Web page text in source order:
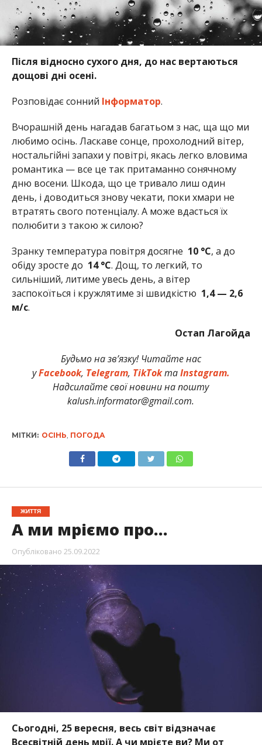
Після відносно сухого дня, до нас вертаються
дощові дні осені.
Розповідає сонний Інформатор.
Вчорашній день нагадав багатьом з нас, ща що ми
любимо осінь. Ласкаве сонце, прохолодний вітер,
ностальгійні запахи у повітрі, якась легко вловима
романтика — все це так притаманно сонячному
дню восени. Шкода, що це тривало лиш один
день, і доводиться знову чекати, поки хмари не
втратять свого потенціалу. А може вдасться їх
полюбити з такою ж силою?
Зранку температура повітря досягне 10 °C, а до
обіду зросте до 14 °C. Дощ, то легкий, то
сильніший, литиме увесь день, а вітер
заспокоїться і кружлятиме зі швидкістю 1,4 — 2,6
м/с.
Остап Лагойда
Будьмо на зв’язку! Читайте нас
уFacebook, Telegram, TikTokтаInstagram.
Надсилайте свої новини на пошту
kalush.informator@gmail.com.
МІТКИ: ОСІНЬ ПОГОДА
ЖИТТЯ
А ми мріємо про…
Опубліковано 25.09.2022
Сьогодні, 25 вересня, весь світ відзначає
Всесвітній день мрії. А чи мрієте ви? Ми от